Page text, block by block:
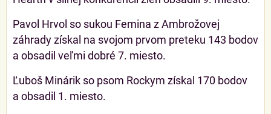
Pavol Hrvol so sukou Femina z Ambrožovej
záhrady získal na svojom prvom preteku 143 bodov
a obsadil veľmi dobré 7. miesto.
Ľuboš Minárik so psom Rockym získal 170 bodov
a obsadil 1. miesto.